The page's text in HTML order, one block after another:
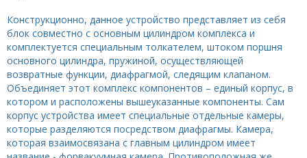
Конструкционно, данное устройство представляет из себя
блок совместно с основным цилиндром комплекса и
комплектуется специальным толкателем, штоком поршня
основного цилиндра, пружиной, осуществляющей
возвратные функции, диафрагмой, следящим клапаном.
Объединяет этот комплекс компонентов – единый корпус, в
котором и расположены вышеуказанные компоненты. Сам
корпус устройства имеет специальные отдельные камеры,
которые разделяются посредством диафрагмы. Камера,
которая взаимосвязана с главным цилиндром имеет